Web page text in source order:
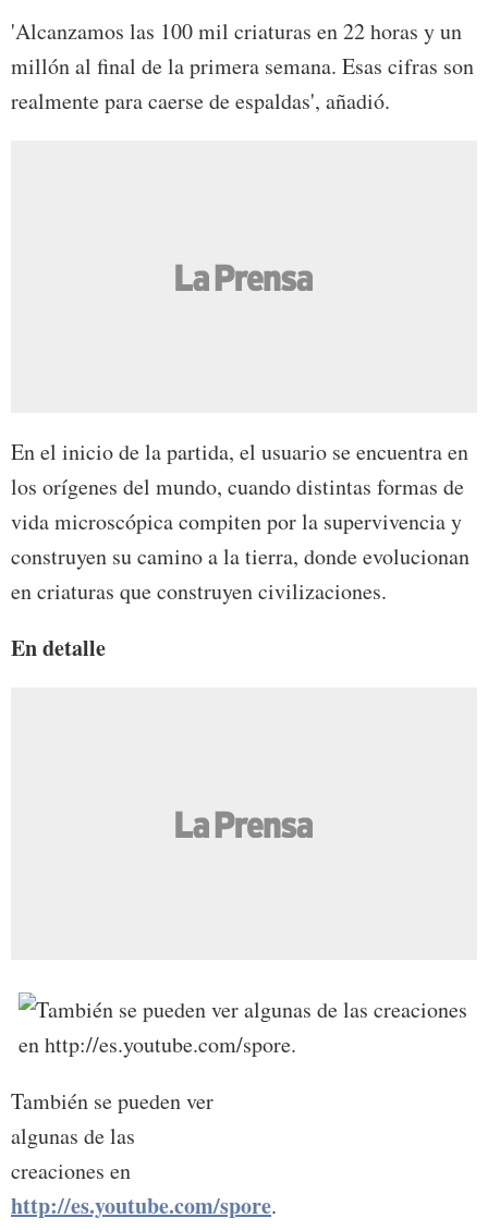
'Alcanzamos las 100 mil criaturas en 22 horas y un
millón al final de la primera semana. Esas cifras son
realmente para caerse de espaldas', añadió.
En el inicio de la partida, el usuario se encuentra en
los orígenes del mundo, cuando distintas formas de
vida microscópica compiten por la supervivencia y
construyen su camino a la tierra, donde evolucionan
en criaturas que construyen civilizaciones.
En detalle
También se pueden ver
algunas de las
creaciones en
http://es.youtube.com/spore.